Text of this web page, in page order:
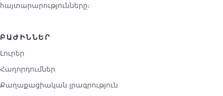
հայտարարությունները։
ԲԱԺԻՆՆԵՐ
Լուրեր
Հաղորդումներ
Քաղաքացիական լրագրություն